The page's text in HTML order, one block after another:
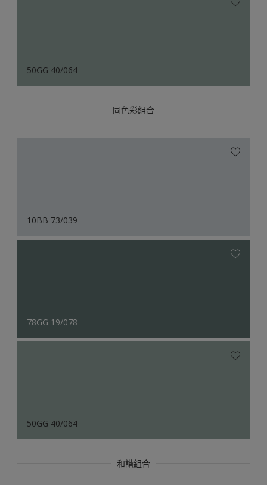
50GG 40/064
同色彩組合
10BB 73/039
78GG 19/078
50GG 40/064
和諧組合